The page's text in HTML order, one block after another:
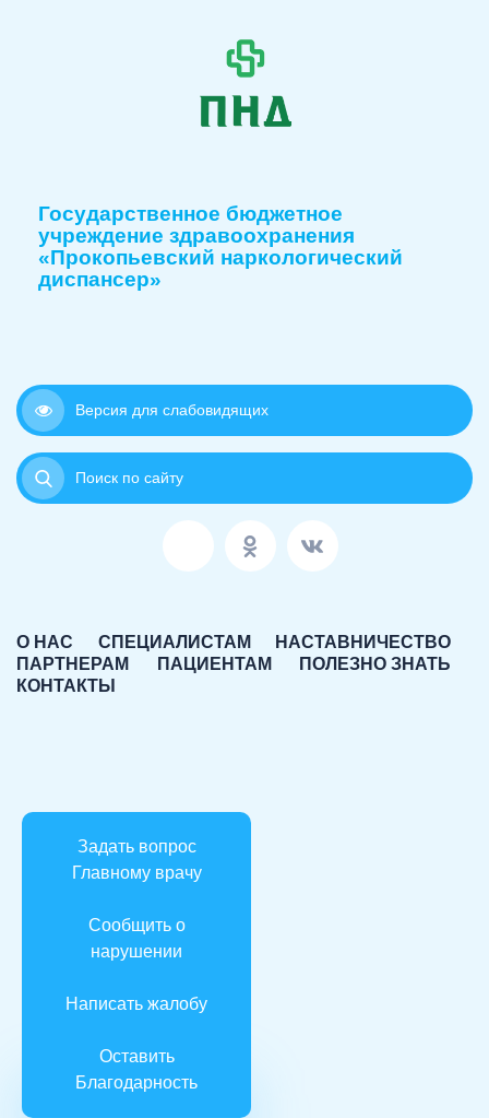
Государственное бюджетное
учреждение здравоохранения
«Прокопьевский наркологический
диспансер»
Версия для слабовидящих
Поиск по сайту
О НАС СПЕЦИАЛИСТАМ
НАСТАВНИЧЕСТВО
ПАРТНЕРАМ
ПАЦИЕНТАМ
ПОЛЕЗНО ЗНАТЬ
КОНТАКТЫ
Задать вопрос
Главному врачу
Сообщить о
нарушении
Написать жалобу
Оставить
Благодарность